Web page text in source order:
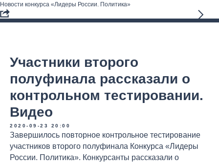
Новости конкурса «Лидеры России. Политика»
Участники второго
полуфинала рассказали о
контрольном тестировании.
Видео
2020-09-23 20:00
Завершилось повторное контрольное тестирование
участников второго полуфинала Конкурса «Лидеры
России. Политика». Конкурсанты рассказали о